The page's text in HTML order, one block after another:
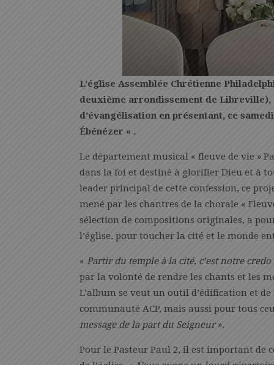
L’église Assemblée Chrétienne
deuxième arrondissement de Libreville),
d’évangélisation en présentant, ce
Ébénézer « .
Le département musical « fleuve de vie »
dans la foi et destiné à glorifier Dieu et à
leader principal de cette confession, ce
mené par les chantres de la chorale «
sélection de compositions originales, a
l’église, pour toucher la cité et le monde
« Partir du temple à la cité, c’est notre credo
par la volonté de rendre les chants et les
L’album se veut un outil d’édification et
communauté ACP, mais aussi pour tous
message de la part du Seigneur».
Pour le Pasteur Paul 2, il est important de